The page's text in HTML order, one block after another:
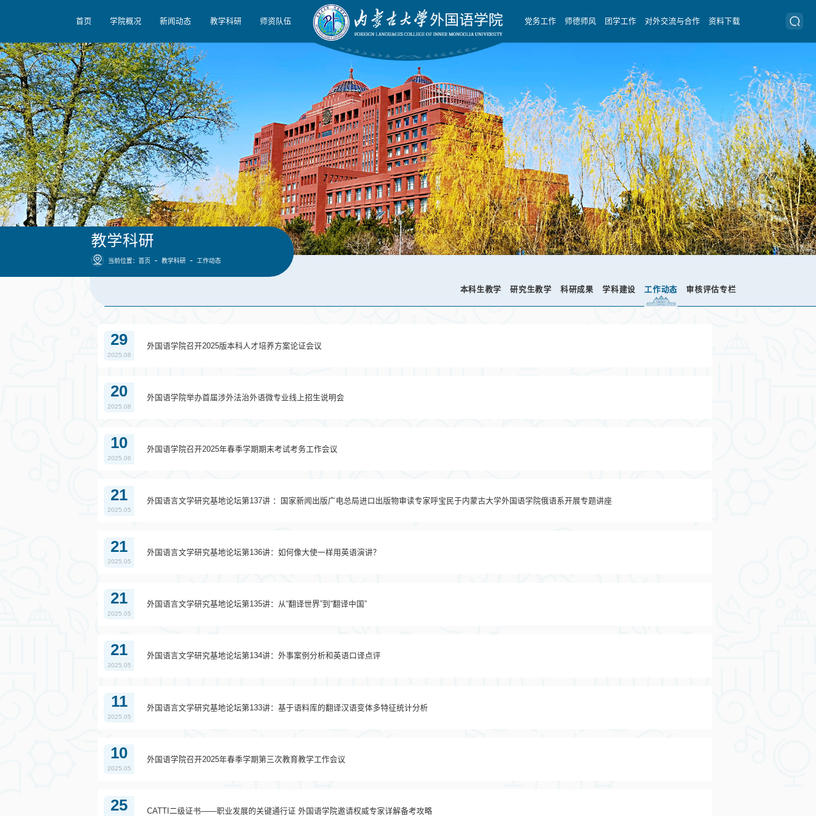
首页 学院概况 新闻动态 教学科研 师资队伍 党务工作 师德师风 团学工作 对外交流与合作 资料下载
本科生教学 研究生教学 科研成果 学科建设 工作动态 审核评估专栏
教学科研
当前位置：首页 教学科研 工作动态
29
2025.08
外国语学院召开2025版本科人才培养方案论证会议
20
2025.08
外国语学院举办首届涉外法治外语微专业线上招生说明会
10
2025.06
外国语学院召开2025年春季学期期末考试考务工作会议
21
2025.05
外国语言文学研究基地论坛第137讲 ：国家新闻出版广电总局进口出版物审读专家呼宝民于内蒙古大学外国语学院俄语系开展专题讲座
21
2025.05
外国语言文学研究基地论坛第136讲：如何像大使一样用英语演讲？
21
2025.05
外国语言文学研究基地论坛第135讲：从“翻译世界”到“翻译中国”
21
2025.05
外国语言文学研究基地论坛第134讲：外事案例分析和英语口译点评
11
2025.05
外国语言文学研究基地论坛第133讲：基于语料库的翻译汉语变体多特征统计分析
10
2025.05
外国语学院召开2025年春季学期第三次教育教学工作会议
25 CATTI二级证书——职业发展的关键通行证 外国语学院邀请权威专家详解备考攻略